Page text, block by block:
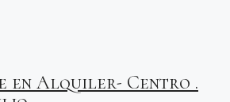
en Alquiler- Centro .